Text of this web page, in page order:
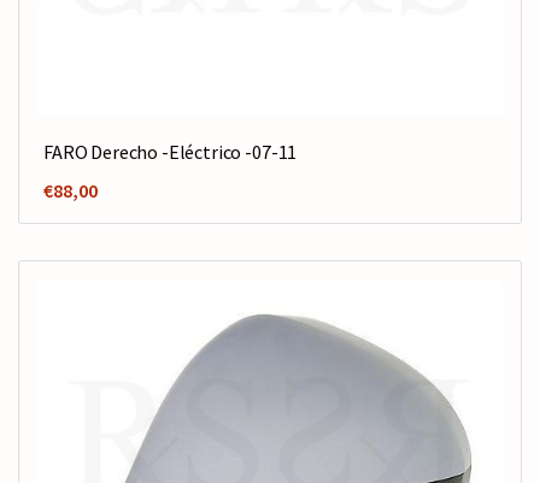
FARO Derecho -Eléctrico -07-11
€88,00